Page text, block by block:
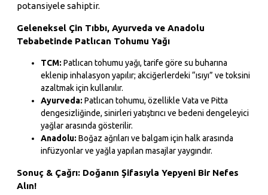
potansiyele sahiptir.
Geleneksel Çin Tıbbı, Ayurveda ve Anadolu
Tebabetinde Patlıcan Tohumu Yağı
TCM: Patlıcan tohumu yağı, tarife göre su buharına
eklenip inhalasyon yapılır; akciğerlerdeki “ısıyı” ve toksini
azaltmak için kullanılır.
Ayurveda: Patlıcan tohumu, özellikle Vata ve Pitta
dengesizliğinde, sinirleri yatıştırıcı ve bedeni dengeleyici
yağlar arasında gösterilir.
Anadolu: Boğaz ağrıları ve balgam için halk arasında
infüzyonlar ve yağla yapılan masajlar yaygındır.
Sonuç & Çağrı: Doğanın Şifasıyla Yepyeni Bir Nefes
Alın!